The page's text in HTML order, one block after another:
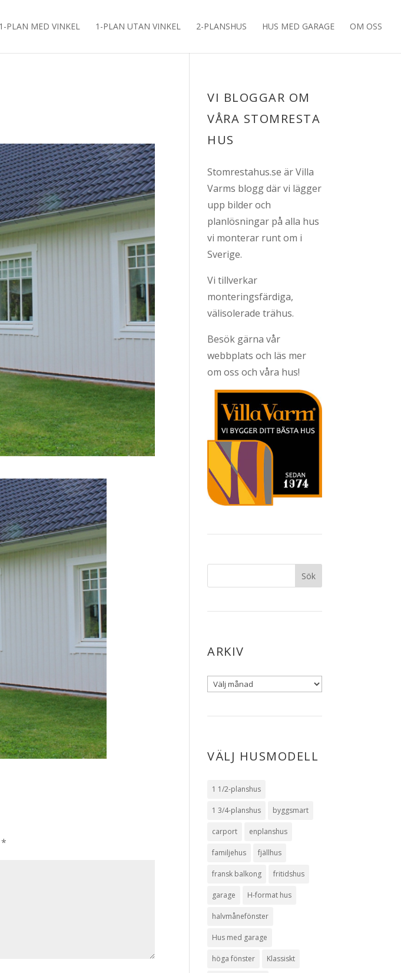
1-PLAN MED VINKEL 1-PLAN UTAN VINKEL 2-PLANSHUS HUS MED GARAGE OM OSS
*
VI BLOGGAR OM
VÅRA STOMRESTA
HUS
Stomrestahus.se är Villa
Varms blogg där vi lägger
upp bilder och
planlösningar på alla hus
vi monterar runt om i
Sverige.
Vi tillverkar
monteringsfärdiga,
välisolerade trähus.
Besök gärna vår
webbplats och läs mer
om oss och våra hus!
ARKIV
VÄLJ HUSMODELL
1 1/2-planshus
1 3/4-planshus byggsmart
carport enplanshus
familjehus fjällhus
fransk balkong fritidshus
garage H-format hus
halvmånefönster
Hus med garage
höga fönster Klassiskt